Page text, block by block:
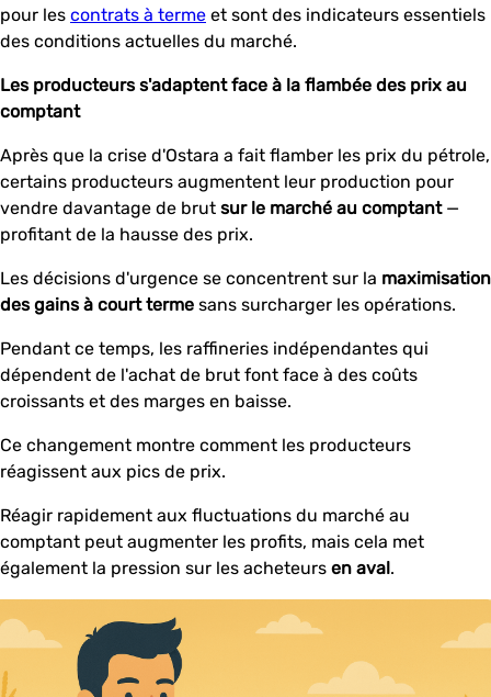
pour les contrats à terme et sont des indicateurs essentiels
des conditions actuelles du marché.
Les producteurs s'adaptent face à la flambée des prix au
comptant
Après que la crise d'Ostara a fait flamber les prix du pétrole,
certains producteurs augmentent leur production pour
vendre davantage de brut sur le marché au comptant—
profitant de la hausse des prix.
Les décisions d'urgence se concentrent sur la maximisation
des gains à court terme sans surcharger les opérations.
Pendant ce temps, les raffineries indépendantes qui
dépendent de l'achat de brut font face à des coûts
croissants et des marges en baisse.
Ce changement montre comment les producteurs
réagissent aux pics de prix.
Réagir rapidement aux fluctuations du marché au
comptant peut augmenter les profits, mais cela met
également la pression sur les acheteurs en aval.